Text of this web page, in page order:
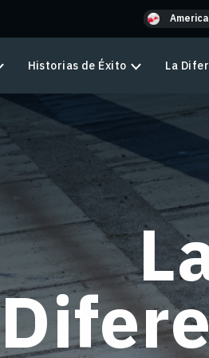
Historias de Éxito La